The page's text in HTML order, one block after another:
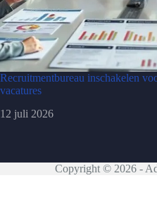
Recruitmentbureau inschakelen
vacatures
12 juli 2026
Copyright © 2026 -